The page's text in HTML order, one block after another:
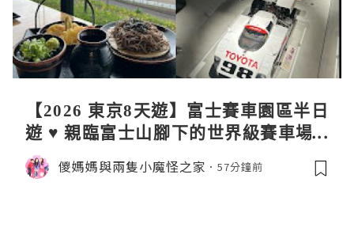
【2026 東京8天遊】富士賽車園區半日
遊 ♥ 親臨富士山腳下的世界級賽車場 F
uji SpeedWay。參觀富士賽車博物
館。到觀景餐廳邊觀賞賽車邊嘆午餐
儍媽媽與兩隻小魔怪之家 57分鐘前